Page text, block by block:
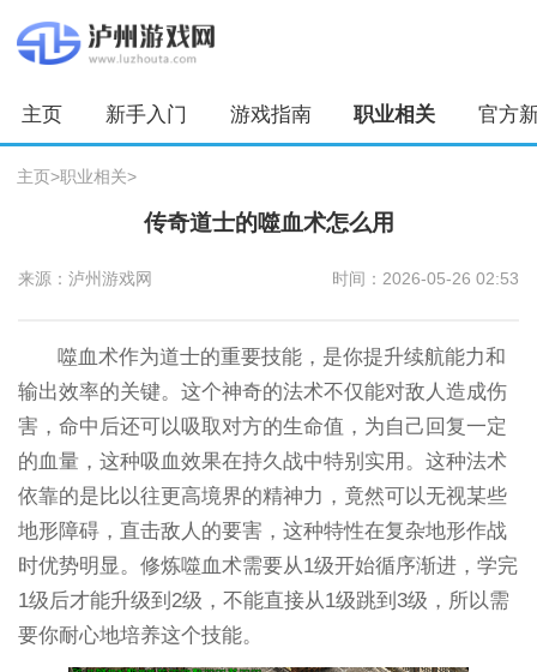
主页 新手入门 游戏指南 职业相关 官方
主页>职业相关>
传奇道士的噬血术怎么用
来源：泸州游戏网 时间：2026-05-26 02:53
噬血术作为道士的重要技能，是你提升续航能力和
输出效率的关键。这个神奇的法术不仅能对敌人造成伤
害，命中后还可以吸取对方的生命值，为自己回复一定
的血量，这种吸血效果在持久战中特别实用。这种法术
依靠的是比以往更高境界的精神力，竟然可以无视某些
地形障碍，直击敌人的要害，这种特性在复杂地形作战
时优势明显。修炼噬血术需要从1级开始循序渐进，学完
1级后才能升级到2级，不能直接从1级跳到3级，所以需
要你耐心地培养这个技能。